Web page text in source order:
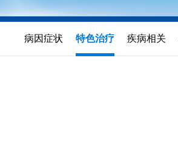
病因症状 特色治疗 疾病相关